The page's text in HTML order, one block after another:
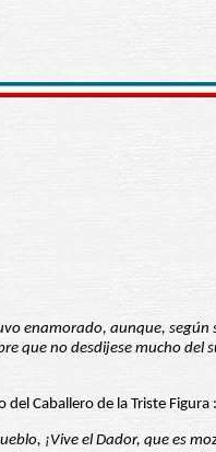
enamorado, aunque, según
que no desdijese mucho
Caballero de la Triste Figura :
¡Vive el Dador, que es